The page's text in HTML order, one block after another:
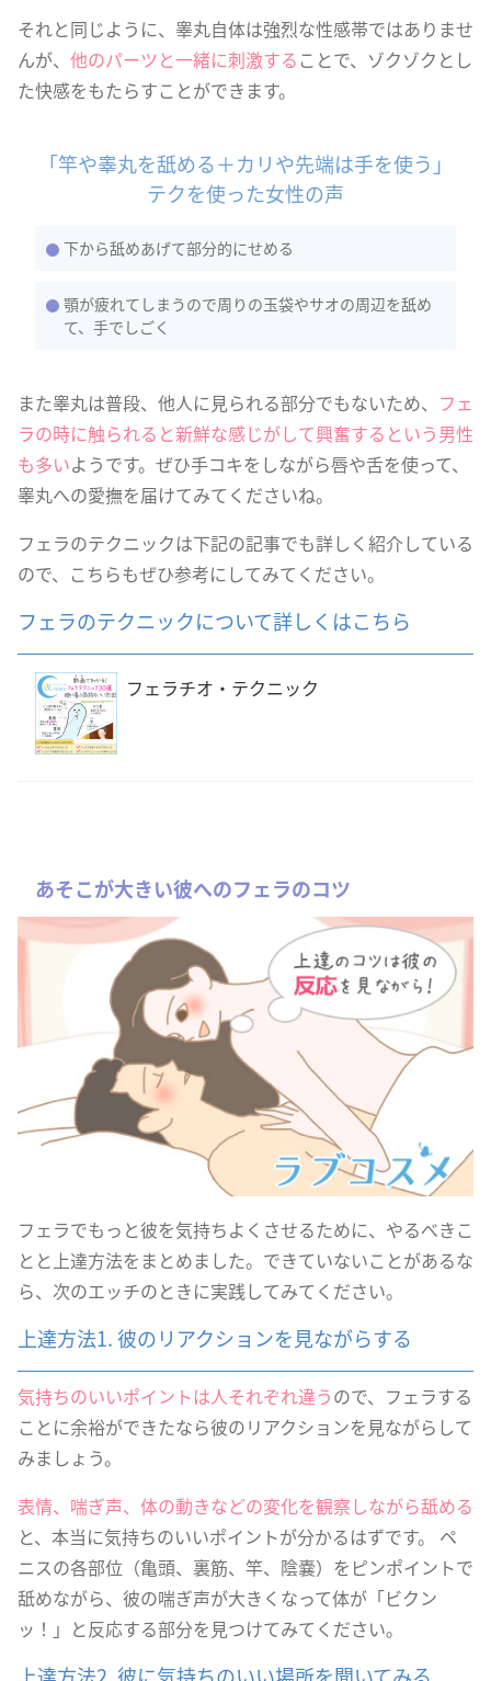
それと同じように、睾丸自体は強烈な性感帯ではありませ
んが、 他のパーツと一緒に刺激することで、ゾクゾクとし
た快感をもたらすことができます。
「竿や睾丸を舐める＋カリや先端は手を使う」
テクを使った女性の声
下から舐めあげて部分的にせめる
顎が疲れてしまうので周りの玉袋やサオの周辺を舐め
て、手でしごく
また睾丸は普段、他人に見られる部分でもないため、 フェ
ラの時に触られると新鮮な感じがして興奮するという男性
も多いようです。ぜひ手コキをしながら唇や舌を使って、
睾丸への愛撫を届けてみてくださいね。
フェラのテクニックは下記の記事でも詳しく紹介している
ので、こちらもぜひ参考にしてみてください。
フェラのテクニックについて詳しくはこちら
フェラチオ・テクニック
あそこが大きい彼へのフェラのコツ
フェラでもっと彼を気持ちよくさせるために、やるべきこ
とと上達方法をまとめました。できていないことがあるな
ら、次のエッチのときに実践してみてください。
上達方法1. 彼のリアクションを見ながらする
気持ちのいいポイントは人それぞれ違うので、フェラする
ことに余裕ができたなら彼のリアクションを見ながらして
みましょう。
表情、喘ぎ声、体の動きなどの変化を観察しながら舐める
と、本当に気持ちのいいポイントが分かるはずです。 ペ
ニスの各部位（亀頭、裏筋、竿、陰嚢）をピンポイントで
舐めながら、彼の喘ぎ声が大きくなって体が「ビクン
ッ！」と反応する部分を見つけてみてください。